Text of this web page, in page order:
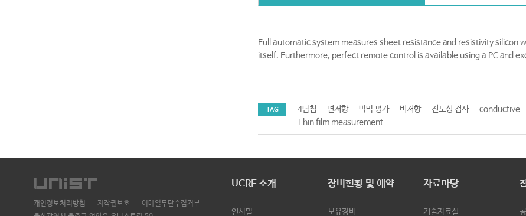
Full automatic system measures sheet resistance and resistivity silicon
itself. Furthermore, perfect remote control is available using a PC and
TAG 4탐침 면저항 박막 평가 비저항 전도성 검사 conductive
Thin film measurement
개인정보처리방침 저작권보호
이메일무단수집거부
UCRF 소개
인사말
장비현황 및 예약
보유장비
자료마당
기술자료실